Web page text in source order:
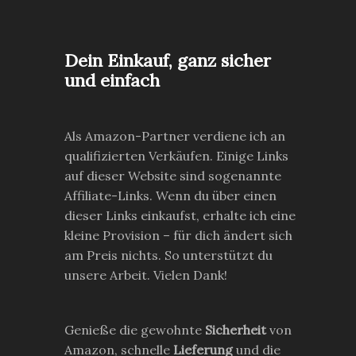
Dein Einkauf, ganz sicher
und einfach
Als Amazon-Partner verdiene ich an
qualifizierten Verkäufen. Einige Links
auf dieser Website sind sogenannte
Affiliate-Links. Wenn du über einen
dieser Links einkaufst, erhalte ich eine
kleine Provision – für dich ändert sich
am Preis nichts. So unterstützt du
unsere Arbeit. Vielen Dank!
Genieße die gewohnte Sicherheitvon
Amazon, schnelle Lieferungund die